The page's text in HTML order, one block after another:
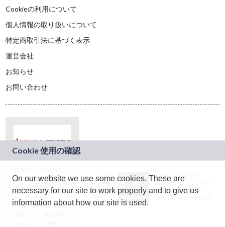
Cookieの利用について
個人情報の取り扱いについて
特定商取引法に基づく表示
運営会社
お知らせ
お問い合わせ
ドコモグループの新
規事業創出プログラ
ム「docomo
STARTUP」を通じて
JASRAC許諾番号：
9024936001Y45037
JASRAC許諾番号：
On our website we use some cookies. These are
necessary for our site to work properly and to give us
information about how our site is used.